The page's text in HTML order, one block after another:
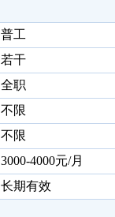
普工
若干
全职
不限
不限
3000-4000元/月
长期有效